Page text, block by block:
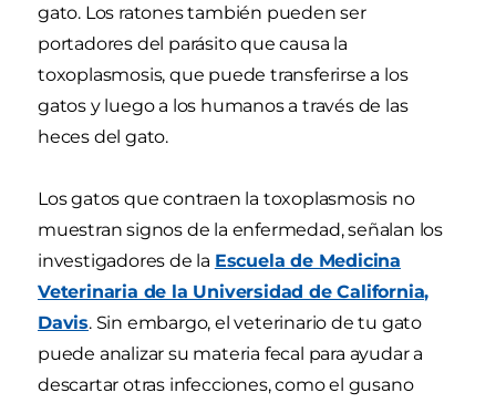
gato. Los ratones también pueden ser
portadores del parásito que causa la
toxoplasmosis, que puede transferirse a los
gatos y luego a los humanos a través de las
heces del gato.
Los gatos que contraen la toxoplasmosis no
muestran signos de la enfermedad, señalan los
investigadores de la Escuela de Medicina
Veterinaria de la Universidad de California,
Davis. Sin embargo, el veterinario de tu gato
puede analizar su materia fecal para ayudar a
descartar otras infecciones, como el gusano